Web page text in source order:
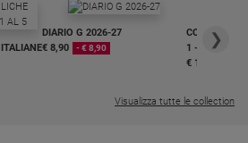
DIARIO G 2026-27
€ 8,90
- € 8,90
COLLANA
1 - 2
€ 18,50
❯
Visualizza tutte le collection